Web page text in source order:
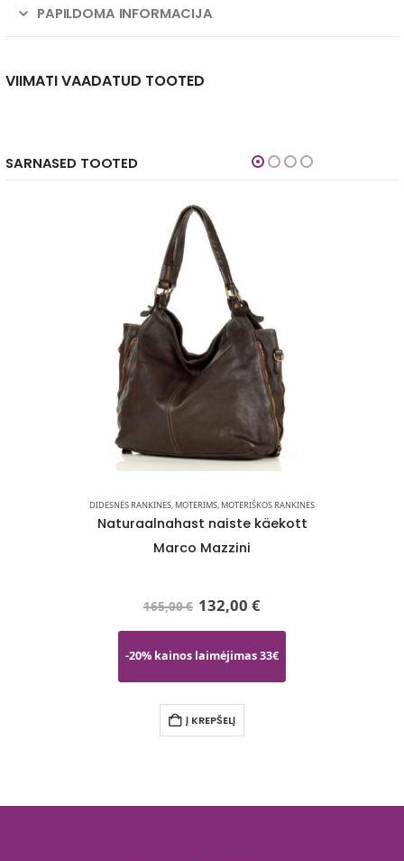
PAPILDOMA INFORMACIJA
VIIMATI VAADATUD TOOTED
SARNASED TOOTED
DIDESNĖS RANKINĖS, MOTERIMS, MOTERIŠKOS RANKINĖS
Naturaalnahast naiste käekott
Marco Mazzini
165,00€ 132,00€
-20% kainos laimėjimas 33€
Į KREPŠELĮ